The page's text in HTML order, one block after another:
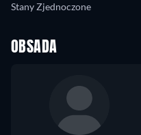
Stany Zjednoczone
OBSADA